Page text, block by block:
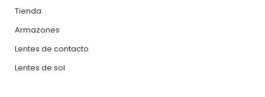
Tienda
Armazones
Lentes de contacto
Lentes de sol